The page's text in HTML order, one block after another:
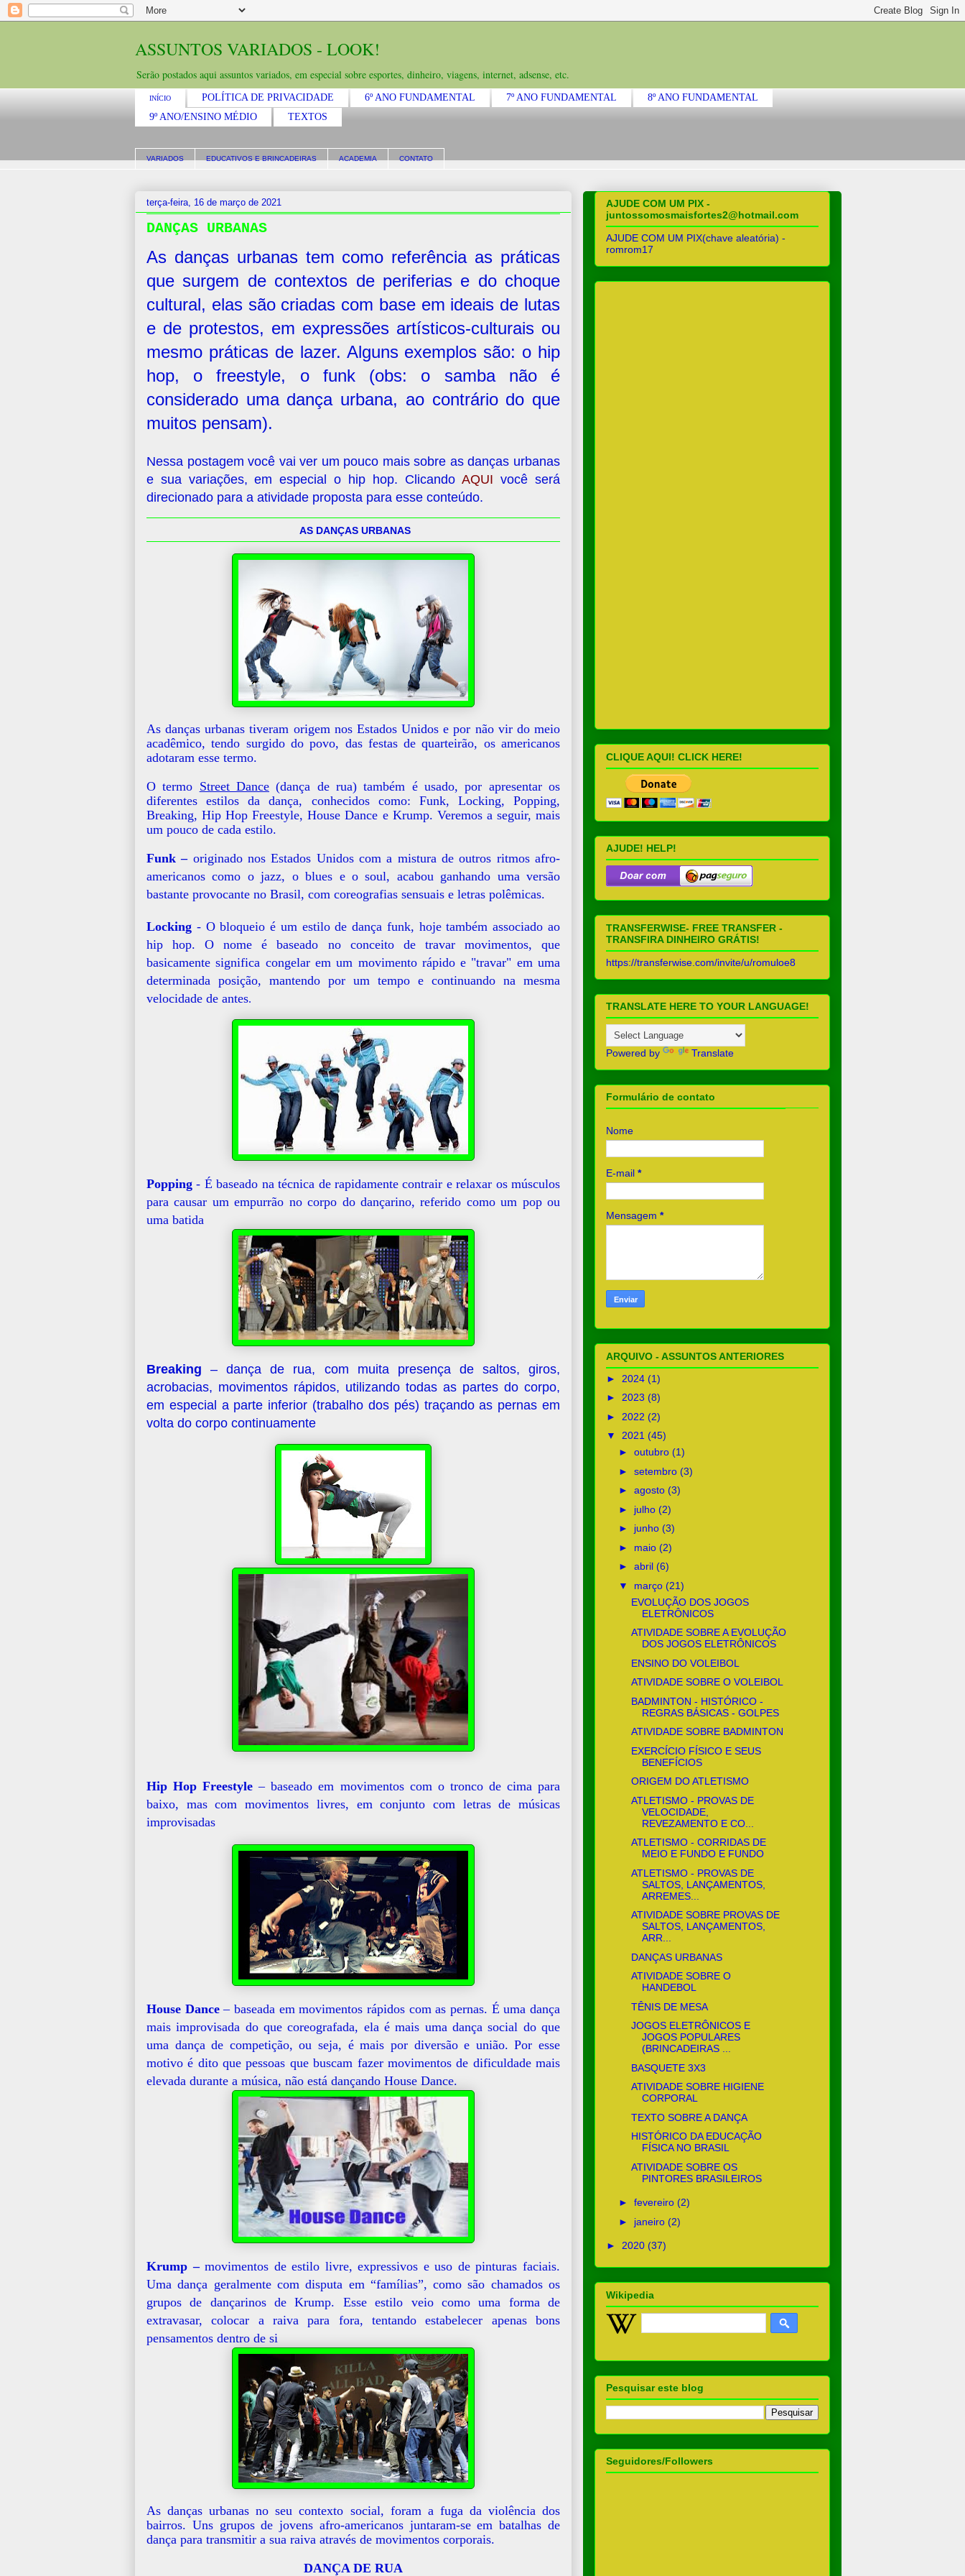
ASSUNTOS VARIADOS - LOOK!
Serão postados aqui assuntos variados, em especial sobre esportes, dinheiro, viagens, internet, adsense, etc.
INÍCIO POLÍTICA DE PRIVACIDADE 6º ANO FUNDAMENTAL 7º ANO FUNDAMENTAL
8º ANO FUNDAMENTAL
9º ANO/ENSINO MÉDIO
TEXTOS
VARIADOS EDUCATIVOS E BRINCADEIRAS ACADEMIA CONTATO
terça-feira, 16 de março de 2021
DANÇAS URBANAS
As danças urbanas tem como referência as práticas
que surgem de contextos de periferias e do choque
cultural, elas são criadas com base em ideais de lutas
e de protestos, em expressões artísticos-culturais ou
mesmo práticas de lazer. Alguns exemplos são: o hip
hop, o freestyle, o funk (obs: o samba não é
considerado uma dança urbana, ao contrário do que
muitos pensam).
Nessa postagem você vai ver um pouco mais sobre as danças urbanas
e sua variações, em especial o hip hop. ClicandoAQUI você será
direcionado para a atividade proposta para esse conteúdo.
AS DANÇAS URBANAS
As danças urbanas tiveram origem nos Estados Unidos e por não vir do meio
acadêmico, tendo surgido do povo, das festas de quarteirão, os americanos
adotaram esse termo.
O termo Street Dance (dança de rua) também é usado, por apresentar os
diferentes estilos da dança, conhecidos como: Funk, Locking, Popping,
Breaking, Hip Hop Freestyle, House Dance e Krump. Veremos a seguir, mais
um pouco de cada estilo.
Funk – originado nos Estados Unidos com a mistura de outros ritmos afro-
americanos como o jazz, o blues e o soul, acabou ganhando uma versão
bastante provocante no Brasil, com coreografias sensuais e letras polêmicas.
Locking - O bloqueio é um estilo de dança funk, hoje também associado ao
hip hop. O nome é baseado no conceito de travar movimentos, que
basicamente significa congelar em um movimento rápido e "travar" em uma
determinada posição, mantendo por um tempo e continuando na mesma
velocidade de antes.
Popping - É baseado na técnica de rapidamente contrair e relaxar os músculos
para causar um empurrão no corpo do dançarino, referido como um pop ou
uma batida
Breaking– dança de rua, com muita presença de saltos, giros,
acrobacias, movimentos rápidos, utilizando todas as partes do corpo,
em especial a parte inferior (trabalho dos pés) traçando as pernas em
volta do corpo continuamente
Hip Hop Freestyle – baseado em movimentos com o tronco de cima para
baixo, mas com movimentos livres, em conjunto com letras de músicas
improvisadas
House Dance– baseada em movimentos rápidos com as pernas. É uma dança
mais improvisada do que coreografada, ela é mais uma dança social do que
uma dança de competição, ou seja, é mais por diversão e união. Por esse
motivo é dito que pessoas que buscam fazer movimentos de dificuldade mais
elevada durante a música, não está dançando House Dance.
Krump –movimentos de estilo livre, expressivos e uso de pinturas faciais.
Uma dança geralmente com disputa em “famílias”, como são chamados os
grupos de dançarinos de Krump. Esse estilo veio como uma forma de
extravasar, colocar a raiva para fora, tentando estabelecer apenas bons
pensamentos dentro de si
As danças urbanas no seu contexto social, foram a fuga da violência dos
bairros. Uns grupos de jovens afro-americanos juntaram-se em batalhas de
dança para transmitir a sua raiva através de movimentos corporais.
DANÇA DE RUA
AJUDE COM UM PIX -
juntossomosmaisfortes2@hotmail.com
AJUDE COM UM PIX(chave aleatória) -
romrom17
CLIQUE AQUI! CLICK HERE!
AJUDE! HELP!
TRANSFERWISE- FREE TRANSFER -
TRANSFIRA DINHEIRO GRÁTIS!
https://transferwise.com/invite/u/romuloe8
TRANSLATE HERE TO YOUR LANGUAGE!
Powered by Translate
Formulário de contato
Nome
E-mail *
Mensagem *
ARQUIVO - ASSUNTOS ANTERIORES
► 2024 (1)
► 2023 (8)
► 2022 (2)
▼ 2021 (45)
► outubro (1)
► setembro (3)
► agosto (3)
► julho (2)
► junho (3)
► maio (2)
► abril (6)
▼ março (21)
EVOLUÇÃO DOS JOGOS
ELETRÔNICOS
ATIVIDADE SOBRE A EVOLUÇÃO
DOS JOGOS ELETRÔNICOS
ENSINO DO VOLEIBOL
ATIVIDADE SOBRE O VOLEIBOL
BADMINTON - HISTÓRICO -
REGRAS BÁSICAS - GOLPES
ATIVIDADE SOBRE BADMINTON
EXERCÍCIO FÍSICO E SEUS
BENEFÍCIOS
ORIGEM DO ATLETISMO
ATLETISMO - PROVAS DE
VELOCIDADE,
REVEZAMENTO E CO...
ATLETISMO - CORRIDAS DE
MEIO E FUNDO E FUNDO
ATLETISMO - PROVAS DE
SALTOS, LANÇAMENTOS,
ARREMES...
ATIVIDADE SOBRE PROVAS DE
SALTOS, LANÇAMENTOS,
ARR...
DANÇAS URBANAS
ATIVIDADE SOBRE O
HANDEBOL
TÊNIS DE MESA
JOGOS ELETRÔNICOS E
JOGOS POPULARES
(BRINCADEIRAS ...
BASQUETE 3X3
ATIVIDADE SOBRE HIGIENE
CORPORAL
TEXTO SOBRE A DANÇA
HISTÓRICO DA EDUCAÇÃO
FÍSICA NO BRASIL
ATIVIDADE SOBRE OS
PINTORES BRASILEIROS
► fevereiro (2)
► janeiro (2)
► 2020 (37)
Wikipedia
Pesquisar este blog
Seguidores/Followers